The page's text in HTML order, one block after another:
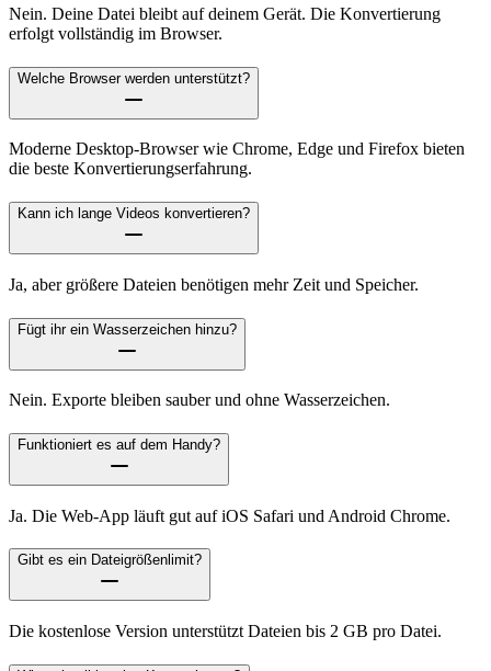
Nein. Deine Datei bleibt auf deinem Gerät. Die Konvertierung
erfolgt vollständig im Browser.
Welche Browser werden unterstützt?
Moderne Desktop-Browser wie Chrome, Edge und Firefox bieten
die beste Konvertierungserfahrung.
Kann ich lange Videos konvertieren?
Ja, aber größere Dateien benötigen mehr Zeit und Speicher.
Fügt ihr ein Wasserzeichen hinzu?
Nein. Exporte bleiben sauber und ohne Wasserzeichen.
Funktioniert es auf dem Handy?
Ja. Die Web-App läuft gut auf iOS Safari und Android Chrome.
Gibt es ein Dateigrößenlimit?
Die kostenlose Version unterstützt Dateien bis 2 GB pro Datei.